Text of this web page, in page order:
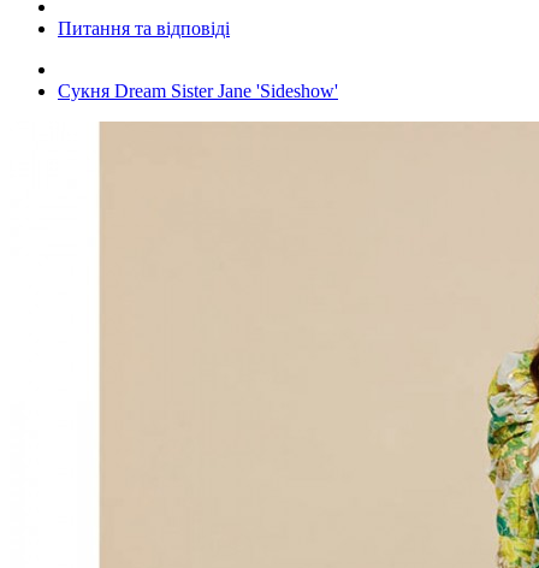
Питання та відповіді
Сукня Dream Sister Jane 'Sideshow'